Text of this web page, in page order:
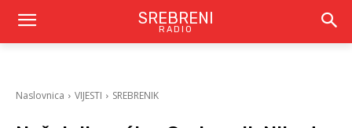
SREBRENI
RADIO
Naslovnica VIJESTI SREBRENIK